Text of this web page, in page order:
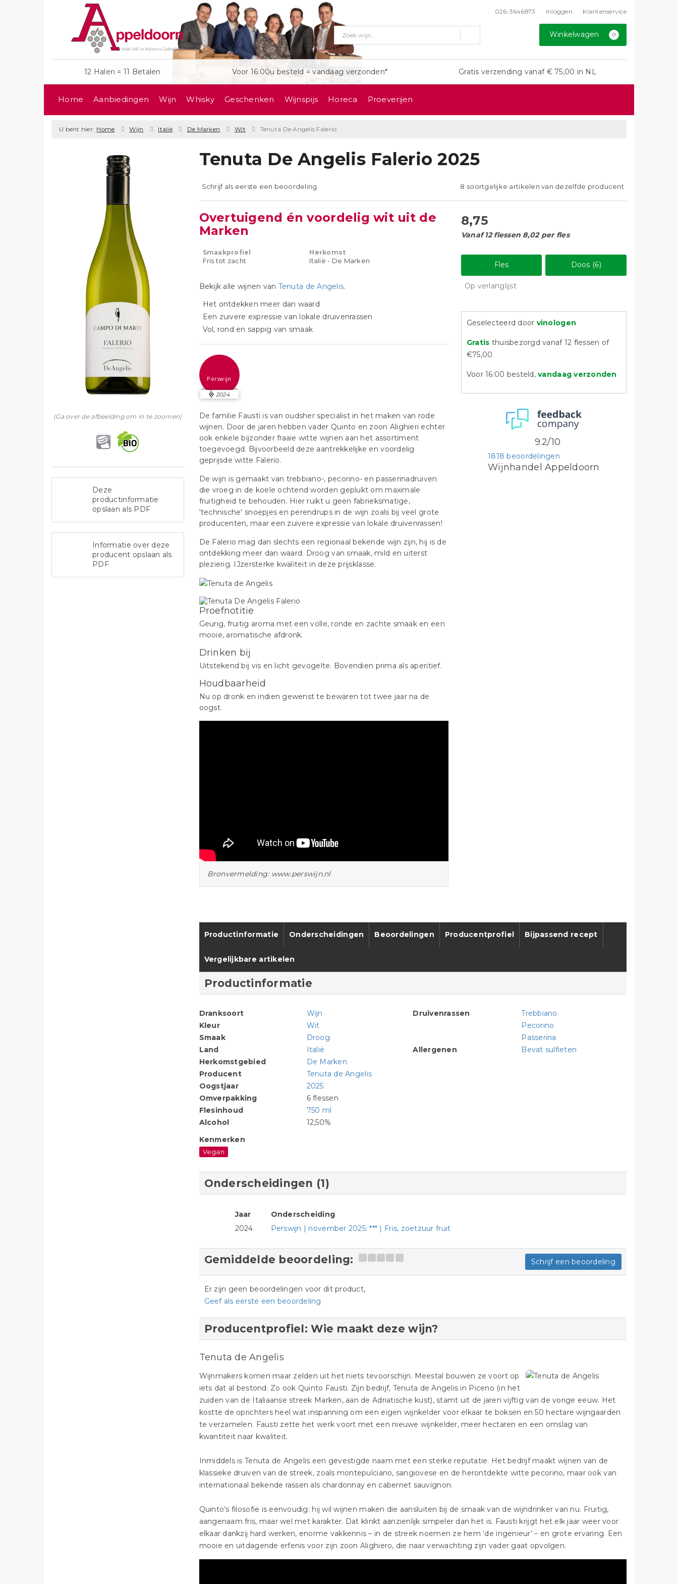
026-3646873 Inloggen Klantenservice
Winkelwagen 0
12 Halen = 11 Betalen Voor 16:00u besteld = vandaag verzonden* Gratis verzending vanaf € 75,00 in NL
Home Aanbiedingen Wijn Whisky Geschenken Wijnspijs Horeca Proeverijen
U bent hier: Home Wijn Italië De Marken Wit Tenuta De Angelis Falerio
(Ga over de afbeelding om in te zoomen)
Deze
productinformatie
opslaan als PDF
Informatie over deze
producent opslaan als
PDF
Tenuta De Angelis Falerio 2025
Schrijf als eerste een beoordeling 8 soortgelijke artikelen van dezelfde producent
Overtuigend én voordelig wit uit de
Marken
Smaakprofiel
Fris tot zacht
Herkomst
Italië - De Marken
Bekijk alle wijnen van Tenuta de Angelis.
Het ontdekken meer dan waard
Een zuivere expressie van lokale druivenrassen
Vol, rond en sappig van smaak
Perswijn
2024
De familie Fausti is van oudsher specialist in het maken van rode
wijnen. Door de jaren hebben vader Quinto en zoon Alighieri echter
ook enkele bijzonder fraaie witte wijnen aan het assortiment
toegevoegd. Bijvoorbeeld deze aantrekkelijke en voordelig
geprijsde witte Falerio.
De wijn is gemaakt van trebbiano-, pecorino- en passerinadruiven
die vroeg in de koele ochtend worden geplukt om maximale
fruitigheid te behouden. Hier ruikt u geen fabrieksmatige,
'technische' snoepjes en perendrups in de wijn zoals bij veel grote
producenten, maar een zuivere expressie van lokale druivenrassen!
De Falerio mag dan slechts een regionaal bekende wijn zijn, hij is de
ontdekking meer dan waard. Droog van smaak, mild en uiterst
plezierig. IJzersterke kwaliteit in deze prijsklasse.
Proefnotitie
Geurig, fruitig aroma met een volle, ronde en zachte smaak en een
mooie, aromatische afdronk.
Drinken bij
Uitstekend bij vis en licht gevogelte. Bovendien prima als aperitief.
Houdbaarheid
Nu op dronk en indien gewenst te bewaren tot twee jaar na de
oogst.
Bronvermelding: www.perswijn.nl
8,75
Vanaf 12 flessen 8,02 per fles
Fles Doos (6)
Op verlanglijst
Geselecteerd door vinologen
Gratis thuisbezorgd vanaf 12 flessen of
€75,00
Voor 16:00 besteld,vandaag verzonden
Wijnhandel Appeldoorn
1818 beoordelingen
9.2/10
Productinformatie Onderscheidingen Beoordelingen Producentprofiel Bijpassend recept
Vergelijkbare artikelen
Productinformatie
Dranksoort
Wijn
Kleur
Wit
Smaak
Droog
Land
Italië
Herkomstgebied
De Marken
Producent
Tenuta de Angelis
Oogstjaar
2025
Omverpakking
6 flessen
Flesinhoud
750 ml
Alcohol
12,50%
Druivenrassen
Trebbiano
Pecorino
Passerina
Allergenen
Bevat sulfieten
Kenmerken
Vegan
Onderscheidingen (1)
Jaar
Onderscheiding
2024
Perswijn | november 2025: *** | Fris, zoetzuur fruit
Gemiddelde beoordeling: Schrijf een beoordeling
Er zijn geen beoordelingen voor dit product,
Geef als eerste een beoordeling
Producentprofiel: Wie maakt deze wijn?
Tenuta de Angelis
Wijnmakers komen maar zelden uit het niets tevoorschijn. Meestal bouwen ze voort op
iets dat al bestond. Zo ook Quinto Fausti. Zijn bedrijf, Tenuta de Angelis in Piceno (in het
zuiden van de Italiaanse streek Marken, aan de Adriatische kust), stamt uit de jaren vijftig van de vorige eeuw. Het
kostte de oprichters heel wat inspanning om een eigen wijnkelder voor elkaar te boksen en 50 hectare wijngaarden
te verzamelen. Fausti zette het werk voort met een nieuwe wijnkelder, meer hectaren en een omslag van
kwantiteit naar kwaliteit.
Inmiddels is Tenuta de Angelis een gevestigde naam met een sterke reputatie. Het bedrijf maakt wijnen van de
klassieke druiven van de streek, zoals montepulciano, sangiovese en de herontdekte witte pecorino, maar ook van
internationaal bekende rassen als chardonnay en cabernet sauvignon.
Quinto’s filosofie is eenvoudig: hij wil wijnen maken die aansluiten bij de smaak van de wijndrinker van nu. Fruitig,
aangenaam fris, maar wel met karakter. Dat klinkt aanzienlijk simpeler dan het is. Fausti krijgt het elk jaar weer voor
elkaar dankzij hard werken, enorme vakkennis – in de streek noemen ze hem ‘de ingenieur’ – en grote ervaring. Een
mooie en uitdagende erfenis voor zijn zoon Alighiero, die naar verwachting zijn vader gaat opvolgen.